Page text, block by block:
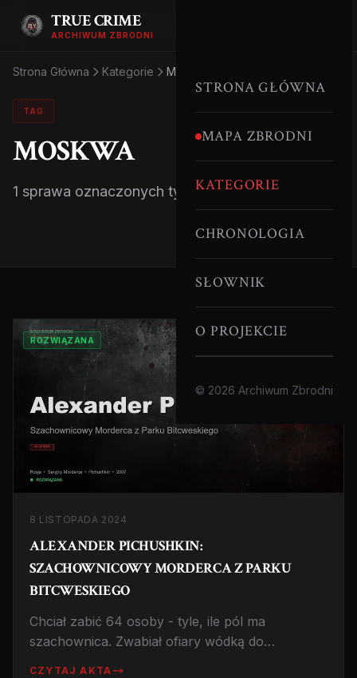
TRUE CRIME
ARCHIWUM ZBRODNI
STRONA GŁÓWNA
MAPA ZBRODNI
KATEGORIE
CHRONOLOGIA
SŁOWNIK
O PROJEKCIE
© 2026 Archiwum Zbrodni
Strona Główna Kategorie Moskwa
TAG
MOSKWA
1 sprawa oznaczonych tym tagiem.
ROZWIĄZANA
8 LISTOPADA 2024
ALEXANDER PICHUSHKIN:
SZACHOWNICOWY MORDERCA Z PARKU
BITCWESKIEGO
Chciał zabić 64 osoby - tyle, ile pól ma
szachownica. Zwabiał ofiary wódką do
CZYTAJ AKTA